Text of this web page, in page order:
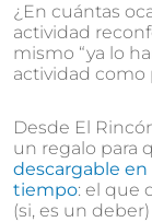
¿En cuántas
actividad
mismo “ya lo
actividad como
Desde El
un regalo para
descargable
tiempo: el que
(si, es un